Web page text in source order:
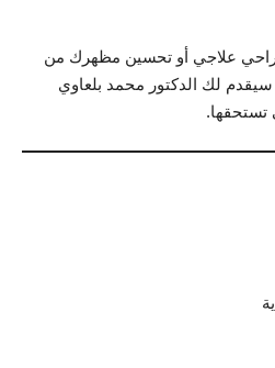
علاجي أو تحسين مظهرك من
لك الدكتور محمد بلعاوي
تستحقها.